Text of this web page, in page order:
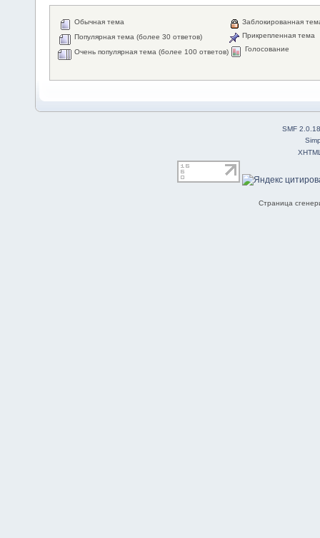
Обычная тема
Популярная тема (более 30 ответов)
Очень популярная тема (более 100 ответов)
Заблокированная
Прикрепленная тема
Голосование
SMF 2.0.18
Страница